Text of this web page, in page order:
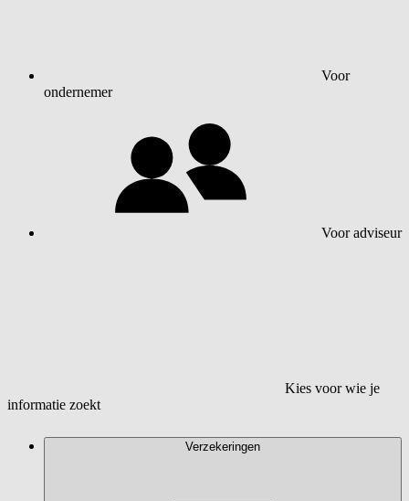
Voor
ondernemer
Voor adviseur
Kies voor wie je
informatie zoekt
Verzekeringen